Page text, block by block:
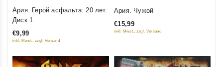
out
5
Ария. Герой асфальта: 20 лет.
Диск 1
€9,99
inkl. Mwst., zzgl. Versand
out
of
Ария. Чужой
€15,99
inkl. Mwst., zzgl. Versand